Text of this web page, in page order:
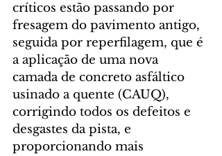
críticos estão passando por
fresagem do pavimento antigo,
seguida por reperfilagem, que é
a aplicação de uma nova
camada de concreto asfáltico
usinado a quente (CAUQ),
corrigindo todos os defeitos e
desgastes da pista, e
proporcionando mais